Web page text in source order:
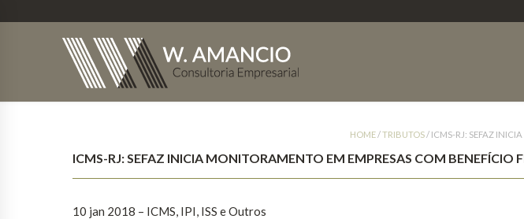
HOME/TRIBUTOS/ ICMS-RJ: SEFAZ
ICMS-RJ: SEFAZ INICIA MONITORAMENTO EM EMPRESAS COM BENEFÍCIO
10 jan 2018 – ICMS, IPI, ISS e Outros